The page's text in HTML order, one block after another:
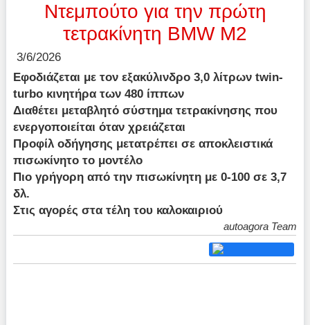
Ντεμπούτο για την πρώτη
τετρακίνητη BMW M2
3/6/2026
Εφοδιάζεται με τον εξακύλινδρο 3,0 λίτρων twin-
turbo κινητήρα των 480 ίππων
Διαθέτει μεταβλητό σύστημα τετρακίνησης που
ενεργοποιείται όταν χρειάζεται
Προφίλ οδήγησης μετατρέπει σε αποκλειστικά
πισωκίνητο το μοντέλο
Πιο γρήγορη από την πισωκίνητη με 0-100 σε 3,7
δλ.
Στις αγορές στα τέλη του καλοκαιριού
autoagora Team